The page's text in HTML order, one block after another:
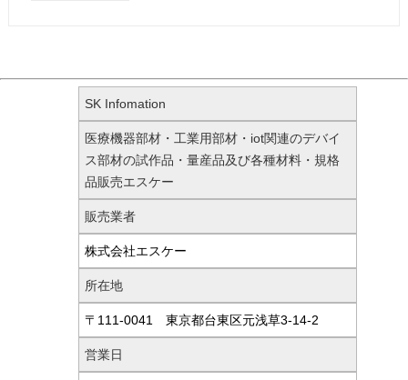
SK Infomation
医療機器部材・工業用部材・iot関連のデバイ
ス部材の試作品・量産品及び各種材料・規格
品販売エスケー
販売業者
株式会社エスケー
所在地
〒111-0041 東京都台東区元浅草3-14-2
営業日